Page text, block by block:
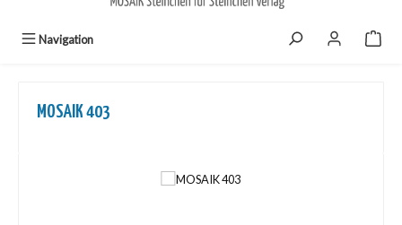
Navigation
MOSAIK 403